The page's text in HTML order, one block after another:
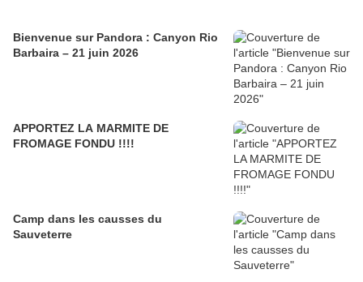
Bienvenue sur Pandora : Canyon Rio
Barbaira – 21 juin 2026
APPORTEZ LA MARMITE DE
FROMAGE FONDU !!!!
Camp dans les causses du
Sauveterre